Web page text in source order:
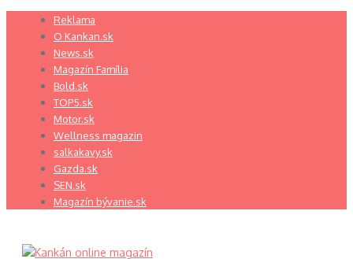
Preskočiť
Reklama
O Kankan.sk
News.sk
Magazín Família
Bold.sk
TOP5.sk
Motor.sk
Wellness magazin
salkakavy.sk
Gazda.sk
SEN.sk
Magazín bývanie.sk